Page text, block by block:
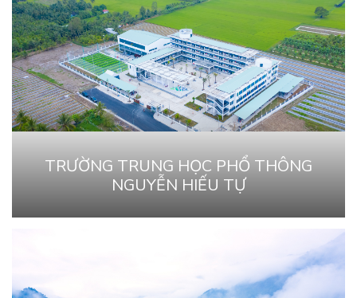
TRƯỜNG TRUNG HỌC PHỔ THÔNG
NGUYỄN HIẾU TỰ